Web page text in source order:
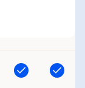
Inkludert Inkludert